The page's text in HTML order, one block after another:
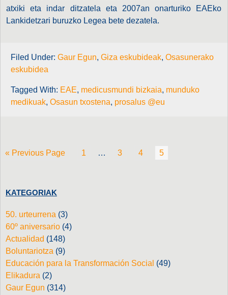
atxiki eta indar ditzatela eta 2007an onarturiko EAEko
Lankidetzari buruzko Legea bete dezatela.
Filed Under: Gaur Egun, Giza eskubideak, Osasunerako
eskubidea
Tagged With: EAE, medicusmundi bizkaia, munduko
medikuak, Osasun txostena, prosalus @eu
« Previous Page 1 … 3 4 5
KATEGORIAK
50. urteurrena (3)
60º aniversario (4)
Actualidad (148)
Boluntariotza (9)
Educación para la Transformación Social (49)
Elikadura (2)
Gaur Egun (314)